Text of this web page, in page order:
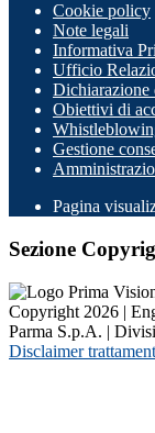
Cookie policy
Note legali
Informativa
Ufficio
Dichiarazione
Obiettivi di
Gestione
Pagina
Sezione
Copyright 2026 |
Parma S.p.A. |
Disclaimer